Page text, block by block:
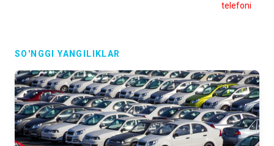
telefoni
SO'NGGI YANGILIKLAR